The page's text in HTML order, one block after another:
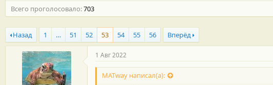
Всего проголосовало 703
Назад 1 … 51 52 53 54 55 56 Вперёд
1 Авг 2022
MATway написал(а):